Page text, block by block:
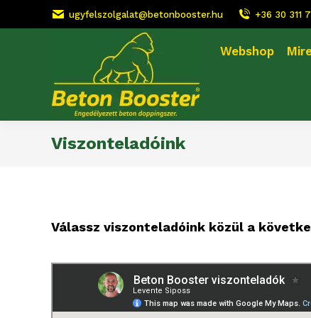
ugyfelszolgalat@betonbooster.hu +36 30 311
Webshop
Viszonteladóink
Válassz viszonteladóink közül a